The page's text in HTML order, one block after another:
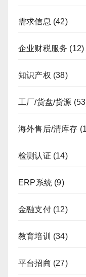
需求信息 (42)
企业财税服务 (12)
知识产权 (38)
工厂/货盘/货源
海外售后/清库存
检测认证 (14)
ERP系统 (9)
金融支付(12)
教育培训 (34)
平台招商(27)